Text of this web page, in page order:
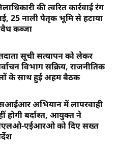
की त्वरित कार्रवाई रंग
25 नाली पैतृक भूमि से हटाया
कब्जा
सूची सत्यापन को लेकर
विभाग सक्रिय, राजनीतिक
के साथ हुई अहम बैठक
अभियान में लापरवाही
होगी बर्दाश्त, आयुक्त ने
एईआरओ को दिए सख्त